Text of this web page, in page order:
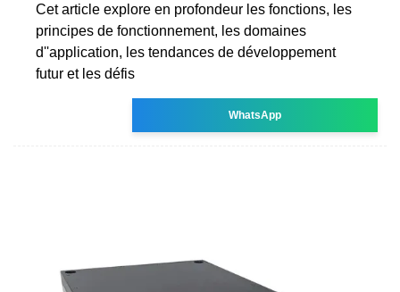
Cet article explore en profondeur les fonctions, les
principes de fonctionnement, les domaines
d''application, les tendances de développement
futur et les défis
WhatsApp